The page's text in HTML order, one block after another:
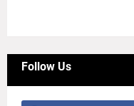
Follow Us